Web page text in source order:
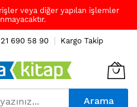
veya diğer yapılan işlemler
690 58 90 Kargo Takip
Arama